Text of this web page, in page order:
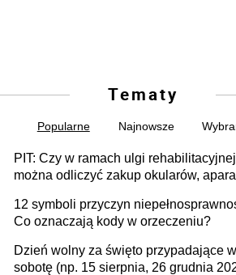
Tematy
Popularne Najnowsze
PIT: Czy w ramach ulgi rehabilitacyjnej
można odliczyć zakup okularów,
12 symboli przyczyn
Co oznaczają kody w orzeczeniu?
Dzień wolny za święto przypadające w
sobotę (np. 15 sierpnia, 26 grudnia